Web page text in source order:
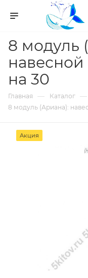
8 модуль
на 30
Главная — Каталог —
8 модуль (Ариана):
Акция